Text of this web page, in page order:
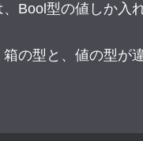
Bool型の値しか入
の型と、値の型が